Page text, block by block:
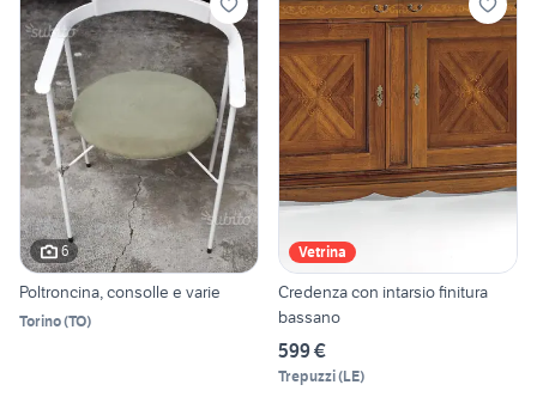
6
Poltroncina, consolle e varie
Torino(TO)
Vetrina
Credenza con intarsio finitura
bassano
599 €
Trepuzzi(LE)